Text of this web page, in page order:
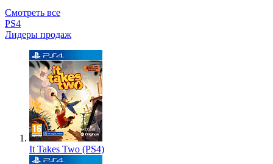
Смотреть все
PS4
Лидеры продаж
It Takes Two (PS4)